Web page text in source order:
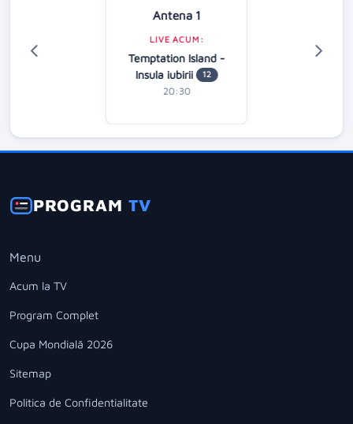
Antena 1
LIVE ACUM:
Temptation Island -
Insula iubirii
12
20:30
PROGRAMTV
Menu
Acum la TV
Program Complet
Cupa Mondială 2026
Sitemap
Politica de Confidentialitate